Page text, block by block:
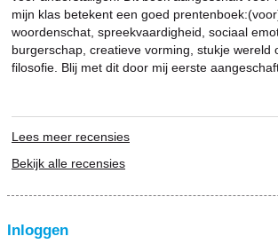
mijn klas betekent een goed
woordenschat, spreekvaardigheid, sociaal
burgerschap, creatieve vorming, stukje wereld
filosofie. Blij met dit door mij eerste
Lees meer recensies
Bekijk alle recensies
Inloggen